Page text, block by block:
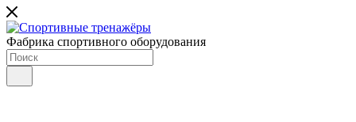
Фабрика спортивного оборудования